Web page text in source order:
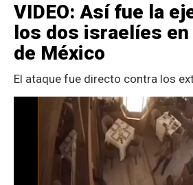
VIDEO: Así fue la
los dos israelíes en
de México
El ataque fue directo contra los